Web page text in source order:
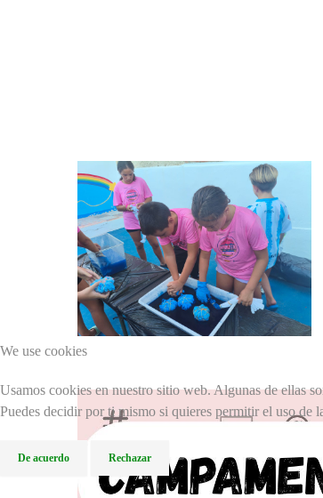
We use cookies
Usamos cookies en nuestro sitio web. Algunas de ellas
Puedes decidir por ti mismo si quieres permitir el uso de
De acuerdo Rechazar